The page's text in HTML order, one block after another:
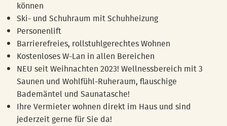
können
Ski- und Schuhraum mit Schuhheizung
Personenlift
Barrierefreies, rollstuhlgerechtes Wohnen
Kostenloses W-Lan in allen Bereichen
NEU seit Weihnachten 2023! Wellnessbereich mit 3
Saunen und Wohlfühl-Ruheraum, flauschige
Bademäntel und Saunatasche!
Ihre Vermieter wohnen direkt im Haus und sind
jederzeit gerne für Sie da!